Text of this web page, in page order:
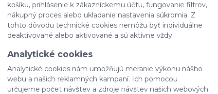
košíku, prihlásenie k zákazníckemu účtu, fungovanie filtrov,
nákupný proces alebo ukladanie nastavenia súkromia. Z
tohto dôvodu technické cookies nemôžu byť individuálne
deaktivované alebo aktivované a sú aktívne vždy.
Analytické cookies
Analytické cookies nám umožňujú meranie výkonu nášho
webu a našich reklamných kampaní. Ich pomocou
určujeme počet návštev a zdroje návštev našich webových